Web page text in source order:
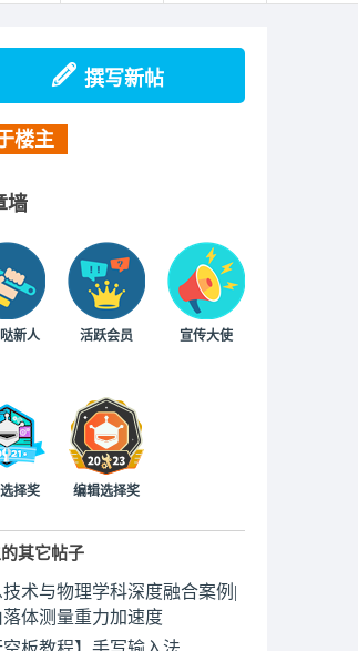
撰写新帖
楼主
墙
新人 活跃会员 宣传大使
择奖 编辑选择奖
其它帖子
术与物理学科深度融合案例|
落体测量重力加速度